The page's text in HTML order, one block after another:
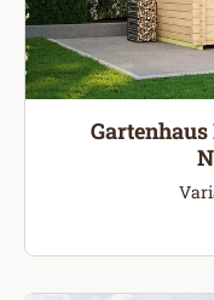
Gartenhaus